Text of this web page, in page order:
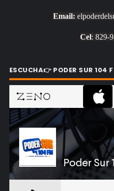
Email:
Cel: 829-
ESCUCHA👉 PODER SUR 104